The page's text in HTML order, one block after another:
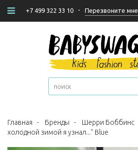
+7 499 322 33 10 - Перезвоните мне
Главная - Бренды - Шерри Боббинс
холодной зимой я узнал..." Blue